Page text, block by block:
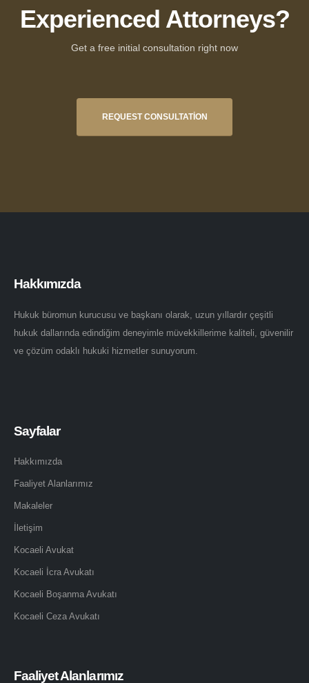
Experienced Attorneys?
Get a free initial consultation right now
REQUEST CONSULTATION
Hakkımızda
Hukuk büromun kurucusu ve başkanı olarak, uzun yıllardır çeşitli
hukuk dallarında edindiğim deneyimle müvekkillerime kaliteli, güvenilir
ve çözüm odaklı hukuki hizmetler sunuyorum.
Sayfalar
Hakkımızda
Faaliyet Alanlarımız
Makaleler
İletişim
Kocaeli Avukat
Kocaeli İcra Avukatı
Kocaeli Boşanma Avukatı
Kocaeli Ceza Avukatı
Faaliyet Alanlarımız